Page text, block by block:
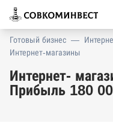
Готовый бизнес —
Интернет-магазины
Интернет-
Прибыль 180